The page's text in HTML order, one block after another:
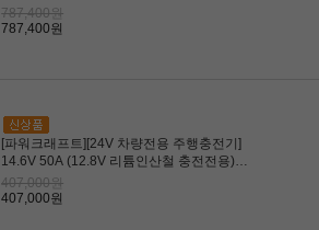
용)(AGV, 구동로봇용)
787,400원
787,400원
[파워크래프트][24V 차량전용 주행충전기]
14.6V 50A (12.8V 리튬인산철 충전전용)
(카라반ㆍ캠핑카용)
407,000원
407,000원